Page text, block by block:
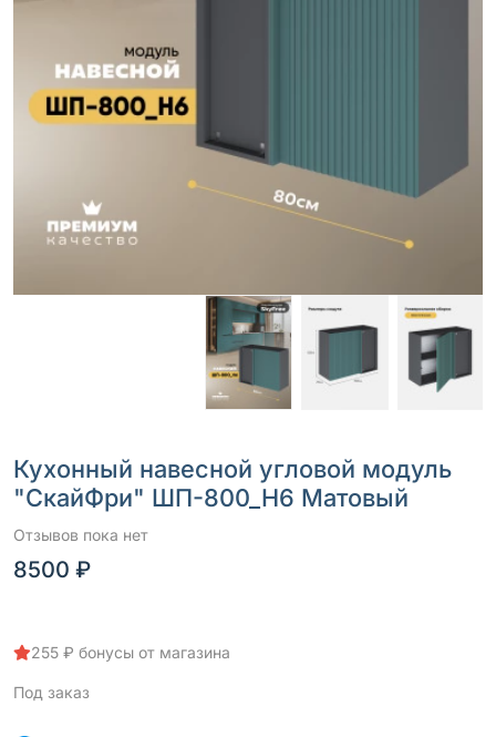
Кухонный навесной угловой модуль
"СкайФри" ШП-800_Н6 Матовый
Отзывов пока нет
8500 ₽
255 ₽ бонусы от магазина
Под заказ